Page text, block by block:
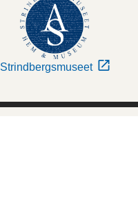
Strindbergsmuseet